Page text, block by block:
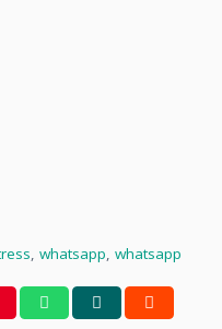
, whatsapp, whatsapp